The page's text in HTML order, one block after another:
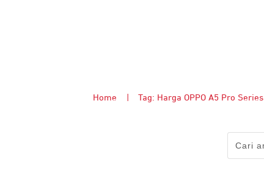
Home Tag: Harga OPPO A5 Pro Series